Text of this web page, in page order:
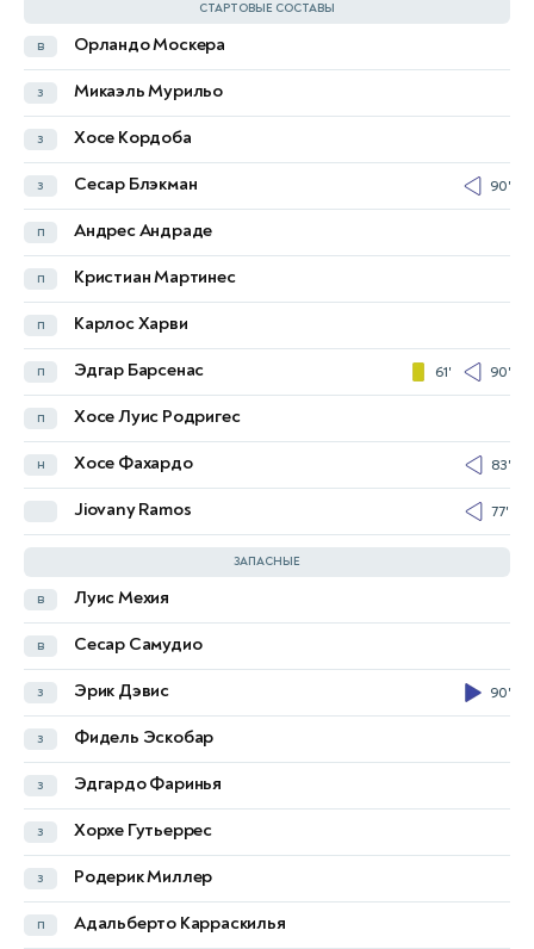
СТАРТОВЫЕ СОСТАВЫ
в Орландо Москера
з Микаэль Мурильо
з Хосе Кордоба
з Сесар Блэкман 90'
п Андрес Андраде
п Кристиан Мартинес
п Карлос Харви
п Эдгар Барсенас 61' 90'
п Хосе Луис Родригес
н Хосе Фахардо 83'
Jiovany Ramos 77'
ЗАПАСНЫЕ
в Луис Мехия
в Сесар Самудио
з Эрик Дэвис 90'
з Фидель Эскобар
з Эдгардо Фаринья
з Хорхе Гутьеррес
з Родерик Миллер
п Адальберто Карраскилья
в Доминик Ливакович
з Йошко Гвардиол
з Марин Понграчич
з Йосип Шутало
з Йосип Штанишич
п Иван Перишич
п Мартин Батурина
п Марко Пашалич 72'
п Матео Ковачич
п Лука Модрич
н Петар Муса
в Доминик Котарски
в Ивор Пандур
з Мартин Эрлич
з Лука Вушкович
з Дуйе Чалета-Цар
п Тони Фрук
п Кристиян Якич
п Никола Моро